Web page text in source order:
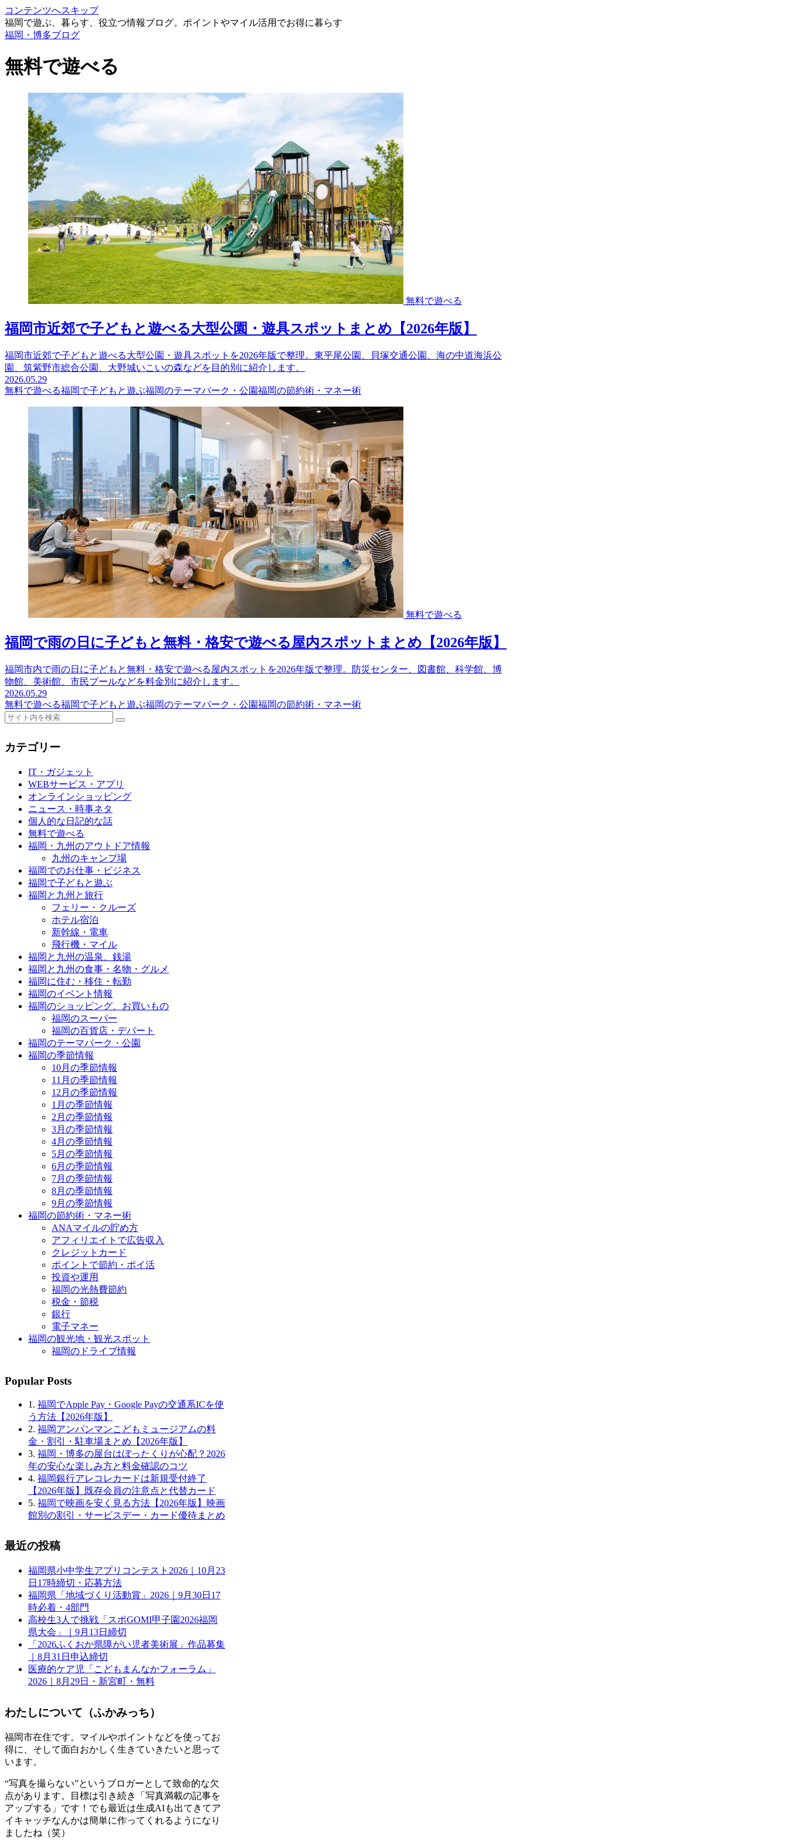
コンテンツへスキップ
福岡で遊ぶ、暮らす、役立つ情報ブログ。ポイントやマイル活用でお得に暮らす
福岡・博多ブログ
無料で遊べる
無料で遊べる
福岡市近郊で子どもと遊べる大型公園・遊具スポットまとめ【2026年版】
福岡市近郊で子どもと遊べる大型公園・遊具スポットを2026年版で整理。東平尾公園、貝塚交通公園、海の中道海浜公
園、筑紫野市総合公園、大野城いこいの森などを目的別に紹介します。
2026.05.29
無料で遊べる福岡で子どもと遊ぶ福岡のテーマパーク・公園福岡の節約術・マネー術
無料で遊べる
福岡で雨の日に子どもと無料・格安で遊べる屋内スポットまとめ【2026年版】
福岡市内で雨の日に子どもと無料・格安で遊べる屋内スポットを2026年版で整理。防災センター、図書館、科学館、博
物館、美術館、市民プールなどを料金別に紹介します。
2026.05.29
無料で遊べる福岡で子どもと遊ぶ福岡のテーマパーク・公園福岡の節約術・マネー術
カテゴリー
IT・ガジェット
WEBサービス・アプリ
オンラインショッピング
ニュース・時事ネタ
個人的な日記的な話
無料で遊べる
福岡・九州のアウトドア情報
九州のキャンプ場
福岡でのお仕事・ビジネス
福岡で子どもと遊ぶ
福岡と九州と旅行
フェリー・クルーズ
ホテル宿泊
新幹線・電車
飛行機・マイル
福岡と九州の温泉、銭湯
福岡と九州の食事・名物・グルメ
福岡に住む・移住・転勤
福岡のイベント情報
福岡のショッピング、お買いもの
福岡のスーパー
福岡の百貨店・デパート
福岡のテーマパーク・公園
福岡の季節情報
10月の季節情報
11月の季節情報
12月の季節情報
1月の季節情報
2月の季節情報
3月の季節情報
4月の季節情報
5月の季節情報
6月の季節情報
7月の季節情報
8月の季節情報
9月の季節情報
福岡の節約術・マネー術
ANAマイルの貯め方
アフィリエイトで広告収入
クレジットカード
ポイントで節約・ポイ活
投資や運用
福岡の光熱費節約
税金・節税
銀行
電子マネー
福岡の観光地・観光スポット
福岡のドライブ情報
Popular Posts
1. 福岡でApple Pay・Google Payの交通系ICを使
う方法【2026年版】
2. 福岡アンパンマンこどもミュージアムの料
金・割引・駐車場まとめ【2026年版】
3. 福岡・博多の屋台はぼったくりが心配？2026
年の安心な楽しみ方と料金確認のコツ
4. 福岡銀行アレコレカードは新規受付終了
【2026年版】既存会員の注意点と代替カード
5. 福岡で映画を安く見る方法【2026年版】映画
館別の割引・サービスデー・カード優待まとめ
最近の投稿
福岡県小中学生アプリコンテスト2026｜10月23
日17時締切・応募方法
福岡県「地域づくり活動賞」2026｜9月30日17
時必着・4部門
高校生3人で挑戦「スポGOMI甲子園2026福岡
県大会」｜9月13日締切
「2026ふくおか県障がい児者美術展」作品募集
｜8月31日申込締切
医療的ケア児「こどもまんなかフォーラム」
2026｜8月29日・新宮町・無料
わたしについて（ふかみっち）
福岡市在住です。マイルやポイントなどを使ってお
得に、そして面白おかしく生きていきたいと思って
います。
“写真を撮らない”というブロガーとして致命的な欠
点があります。目標は引き続き「写真満載の記事を
アップする」です！でも最近は生成AIも出てきてア
イキャッチなんかは簡単に作ってくれるようになり
ましたね（笑）